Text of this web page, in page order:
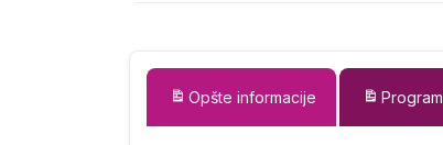
Opšte informacije